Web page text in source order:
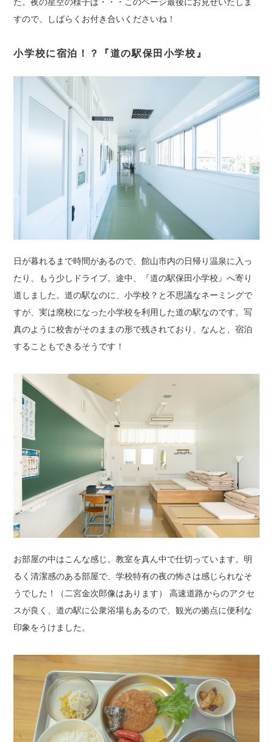
すので、しばらくお付き合いくださいね！
小学校に宿泊！？『道の駅保田小学校 』
日が暮れるまで時間があるので、館山市内の日帰り温泉に入っ
たり、もう少しドライブ。途中、『道の駅保田小学校』へ寄り
道しました。道の駅なのに、小学校？と不思議なネーミングで
すが、実は廃校になった小学校を利用した道の駅なのです。写
真のように校舎がそのままの形で残されており、なんと、宿泊
することもできるそうです！
お部屋の中はこんな感じ。教室を真ん中で仕切っています。明
るく清潔感のある部屋で、学校特有の夜の怖さは感じられなそ
うでした！（二宮金次郎像はあります） 高速道路からのアクセ
スが良く、道の駅に公衆浴場もあるので、観光の拠点に便利な
印象をうけました。